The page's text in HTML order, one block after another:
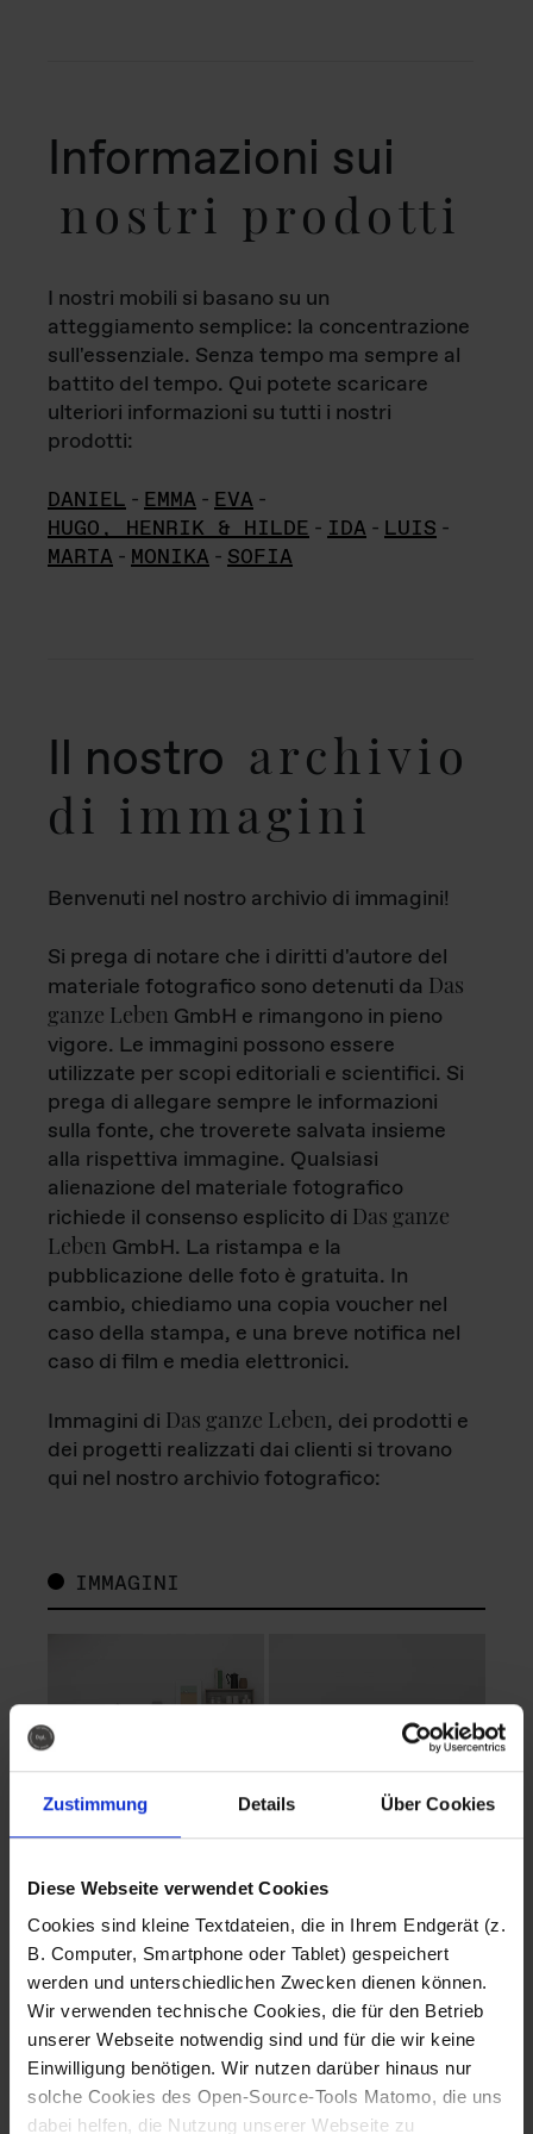
Zustimmung Details Über Cookies
Diese Webseite verwendet Cookies
Cookies sind kleine Textdateien, die in Ihrem Endgerät (z.
B. Computer, Smartphone oder Tablet) gespeichert
werden und unterschiedlichen Zwecken dienen können.
Wir verwenden technische Cookies, die für den Betrieb
unserer Webseite notwendig sind und für die wir keine
Einwilligung benötigen. Wir nutzen darüber hinaus nur
solche Cookies des Open-Source-Tools Matomo, die uns
dabei helfen, die Nutzung unserer Webseite zu
Informazioni sui
nostri prodotti
I nostri mobili si basano su un
atteggiamento semplice: la concentrazione
sull'essenziale. Senza tempo ma sempre al
battito del tempo. Qui potete scaricare
ulteriori informazioni su tutti i nostri
prodotti:
DANIEL - EMMA - EVA -
HUGO, HENRIK & HILDE - IDA - LUIS -
MARTA - MONIKA - SOFIA
Il nostro archivio
di immagini
Benvenuti nel nostro archivio di immagini!
Si prega di notare che i diritti d'autore del
materiale fotografico sono detenuti da Das
ganze Leben GmbH e rimangono in pieno
vigore. Le immagini possono essere
utilizzate per scopi editoriali e scientifici. Si
prega di allegare sempre le informazioni
sulla fonte, che troverete salvata insieme
alla rispettiva immagine. Qualsiasi
alienazione del materiale fotografico
richiede il consenso esplicito di Das ganze
Leben GmbH. La ristampa e la
pubblicazione delle foto è gratuita. In
cambio, chiediamo una copia voucher nel
caso della stampa, e una breve notifica nel
caso di film e media elettronici.
Immagini di Das ganze Leben, dei prodotti e
dei progetti realizzati dai clienti si trovano
qui nel nostro archivio fotografico:
IMMAGINI
Fotografo: Lorenz
Sternbach
Download
Fotografo: Lorenz
Sternbach
Download